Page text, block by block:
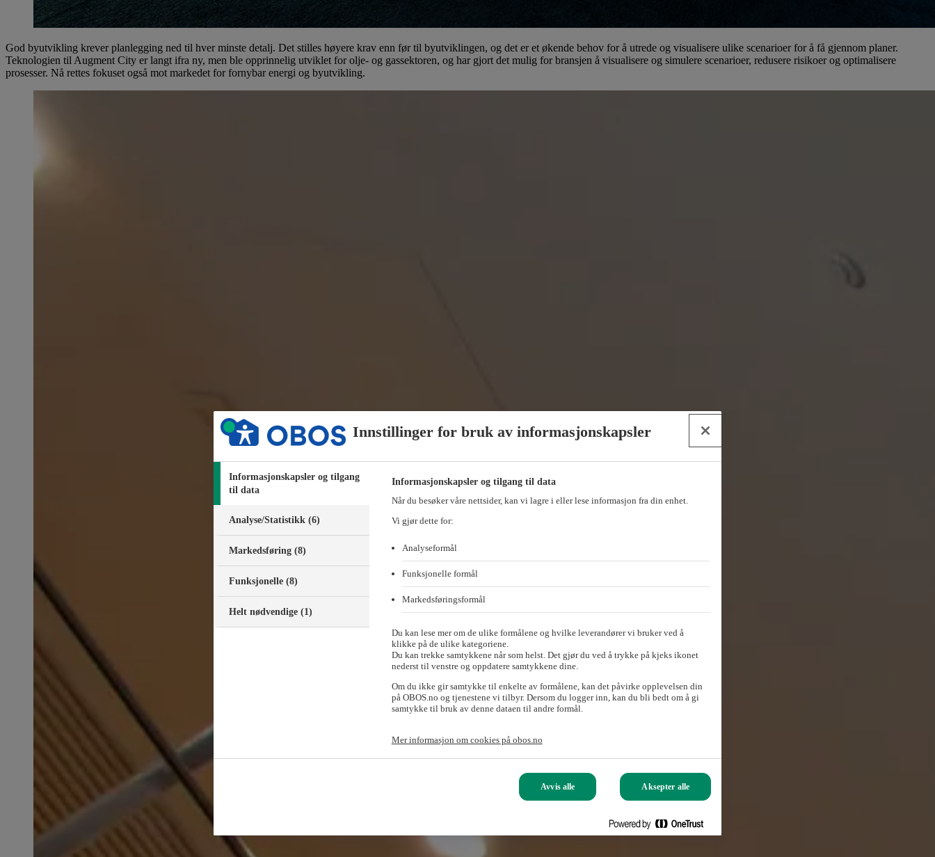
God byutvikling krever planlegging ned til hver minste detalj. Det stilles høyere krav enn før til byutviklingen, og det er et økende behov for å utrede og visualisere ulike scenarioer for å få gjennom planer.
Teknologien til Augment City er langt ifra ny, men ble opprinnelig utviklet for olje- og gassektoren, og har gjort det mulig for bransjen å visualisere og simulere scenarioer, redusere risikoer og optimalisere
prosesser. Nå rettes fokuset også mot markedet for fornybar energi og byutvikling.
Innstillinger for bruk av informasjonskapsler
Informasjonskapsler og tilgang
til data
Analyse/Statistikk (6)
Markedsføring (8)
Funksjonelle (8)
Helt nødvendige (1)
Informasjonskapsler og tilgang til data
Når du besøker våre nettsider, kan vi lagre i eller lese informasjon fra din enhet.
Vi gjør dette for:
Analyseformål
Funksjonelle formål
Markedsføringsformål
Du kan lese mer om de ulike formålene og hvilke leverandører vi bruker ved å
klikke på de ulike kategoriene.
Du kan trekke samtykkene når som helst. Det gjør du ved å trykke på kjeks ikonet
nederst til venstre og oppdatere samtykkene dine.
Om du ikke gir samtykke til enkelte av formålene, kan det påvirke opplevelsen din
på OBOS.no og tjenestene vi tilbyr. Dersom du logger inn, kan du bli bedt om å gi
samtykke til bruk av denne dataen til andre formål.
Mer informasjon om cookies på obos.no
Avvis alle Aksepter alle